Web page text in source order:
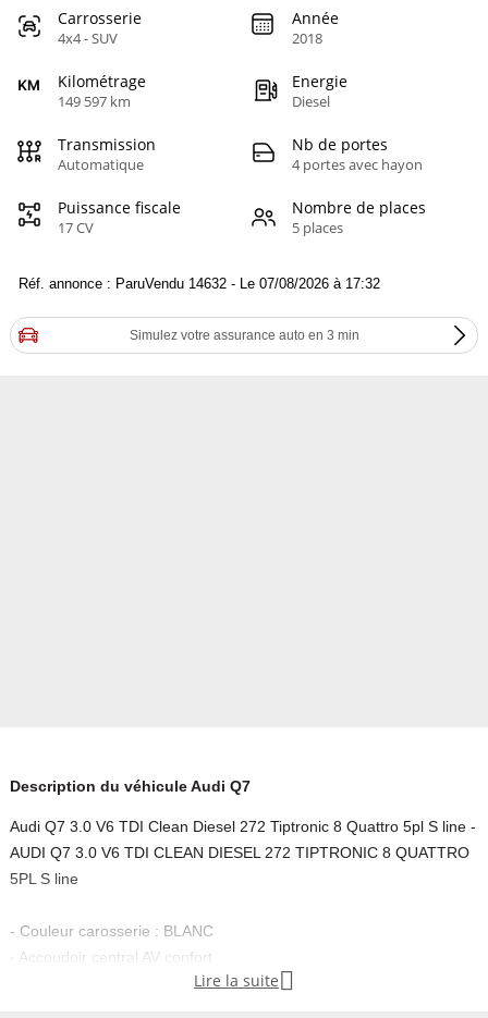
Carrosserie
4x4 - SUV
Année
2018
Kilométrage
149 597 km
Energie
Diesel
Transmission
Automatique
Nb de portes
4 portes avec hayon
Puissance fiscale
17 CV
Nombre de places
5 places
Réf. annonce : ParuVendu 14632 - Le 07/08/2026 à 17:32
Simulez votre assurance auto en 3 min
Description du véhicule Audi Q7
Audi Q7 3.0 V6 TDI Clean Diesel 272 Tiptronic 8 Quattro 5pl S line -
AUDI Q7 3.0 V6 TDI CLEAN DIESEL 272 TIPTRONIC 8 QUATTRO
5PL S line
- Couleur carosserie : BLANC
- Accoudoir central AV confort
- Airbags grand volume pour conducteur et passager AV
Lire la suite 